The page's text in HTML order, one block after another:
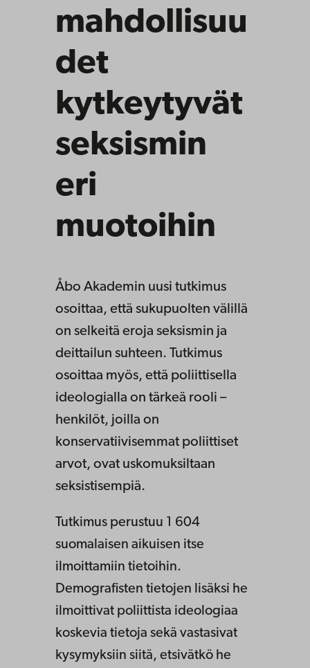
mahdollisuu
det
kytkeytyvät
seksismin
eri
muotoihin
Åbo Akademin uusi tutkimus
osoittaa, että sukupuolten välillä
on selkeitä eroja seksismin ja
deittailun suhteen. Tutkimus
osoittaa myös, että poliittisella
ideologialla on tärkeä rooli –
henkilöt, joilla on
konservatiivisemmat poliittiset
arvot, ovat uskomuksiltaan
seksistisempiä.
Tutkimus perustuu 1 604
suomalaisen aikuisen itse
ilmoittamiin tietoihin.
Demografisten tietojen lisäksi he
ilmoittivat poliittista ideologiaa
koskevia tietoja sekä vastasivat
kysymyksiin siitä, etsivätkö he